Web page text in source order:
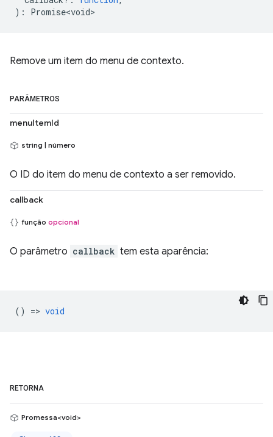
) : Promise<void>
Remove um item do menu de contexto.
PARÂMETROS
menuItemId
string | número
O ID do item do menu de contexto a ser removido.
callback
função opcional
O parâmetro callback tem esta aparência:
() => void
RETORNA
Promessa<void>